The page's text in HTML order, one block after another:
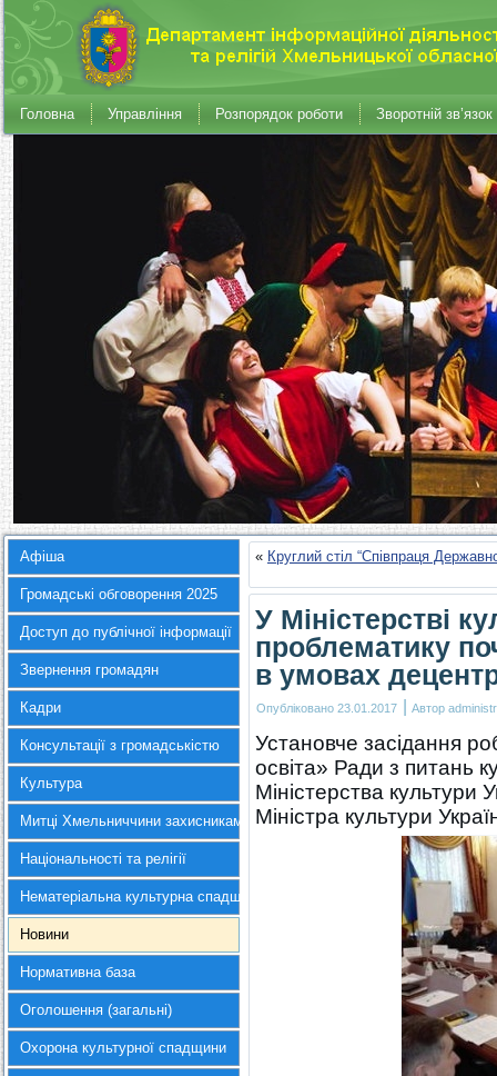
Головна Управління Розпорядок роботи Зворотній зв’язок
Афіша
Громадські обговорення 2025
Доступ до публічної інформації
Звернення громадян
Кадри
Консультації з громадськістю
Культура
Митці Хмельниччини захисникам України
Національності та релігії
Нематеріальна культурна спадщина
Новини
Нормативна база
Оголошення (загальні)
Охорона культурної спадщини
« Круглий стіл “Співпраця
У Міністерстві
проблематику
в умовах
Опубліковано 23.01.2017 | Автор
Установче засідання
освіта» Ради з питань
Міністерства культури
Міністра культури